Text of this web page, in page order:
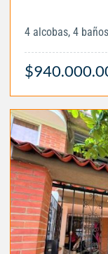
4 alcobas, 4